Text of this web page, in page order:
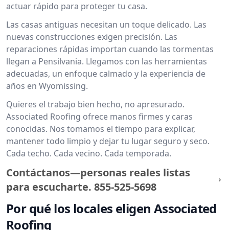
actuar rápido para proteger tu casa.
Las casas antiguas necesitan un toque delicado. Las
nuevas construcciones exigen precisión. Las
reparaciones rápidas importan cuando las tormentas
llegan a Pensilvania. Llegamos con las herramientas
adecuadas, un enfoque calmado y la experiencia de
años en Wyomissing.
Quieres el trabajo bien hecho, no apresurado.
Associated Roofing ofrece manos firmes y caras
conocidas. Nos tomamos el tiempo para explicar,
mantener todo limpio y dejar tu lugar seguro y seco.
Cada techo. Cada vecino. Cada temporada.
Contáctanos—personas reales listas
para escucharte. 855-525-5698
Por qué los locales eligen Associated
Roofing